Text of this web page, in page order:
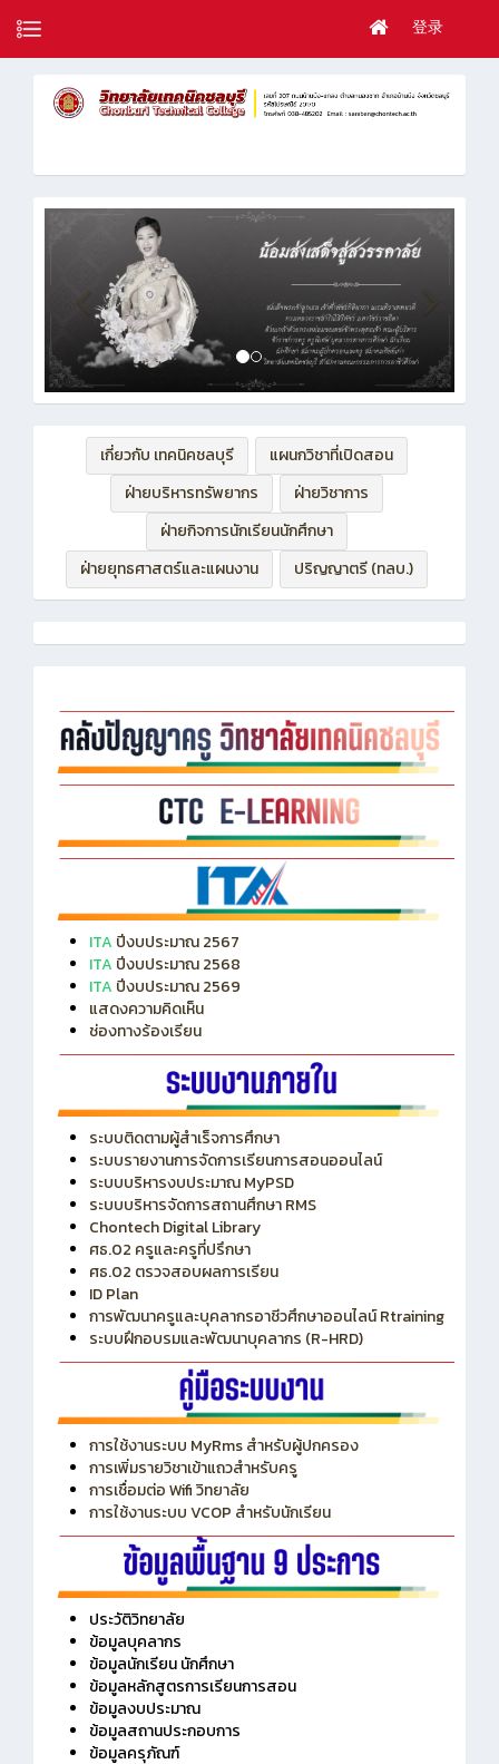
登录
เกี่ยวกับ เทคนิคชลบุรี
แผนกวิชาที่เปิดสอน
ฝ่ายบริหารทรัพยากร
ฝ่ายวิชาการ
ฝ่ายกิจการนักเรียนนักศึกษา
ฝ่ายยุทธศาสตร์และแผนงาน
ปริญญาตรี (ทลบ.)
ITA ปีงบประมาณ 2567
ITA ปีงบประมาณ 2568
ITA ปีงบประมาณ 2569
แสดงความคิดเห็น
ช่องทางร้องเรียน
ระบบติดตามผู้สำเร็จการศึกษา
ระบบรายงานการจัดการเรียนการสอนออนไลน์
ระบบบริหารงบประมาณ MyPSD
ระบบบริหารจัดการสถานศึกษา RMS
Chontech Digital Library
ศธ.02 ครูและครูที่ปรึกษา
ศธ.02 ตรวจสอบผลการเรียน
ID Plan
การพัฒนาครูและบุคลากรอาชีวศึกษาออนไลน์ Rtraining
ระบบฝึกอบรมและพัฒนาบุคลากร (R-HRD)
การใช้งานระบบ MyRms สำหรับผู้ปกครอง
การเพิ่มรายวิชาเข้าแถวสำหรับครู
การเชื่อมต่อ Wifi วิทยาลัย
การใช้งานระบบ VCOP สำหรับนักเรียน
ประวัติวิทยาลัย
ข้อมูลบุคลากร
ข้อมูลนักเรียน นักศึกษา
ข้อมูลหลักสูตรการเรียนการสอน
ข้อมูลงบประมาณ
ข้อมูลสถานประกอบการ
ข้อมูลครุภัณฑ์